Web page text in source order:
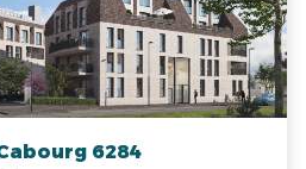
6284